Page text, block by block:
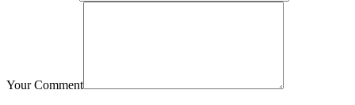
Your Comment